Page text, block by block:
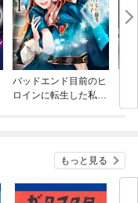
バッドエンド目前のヒ
ロインに転生した私、
もっと見る